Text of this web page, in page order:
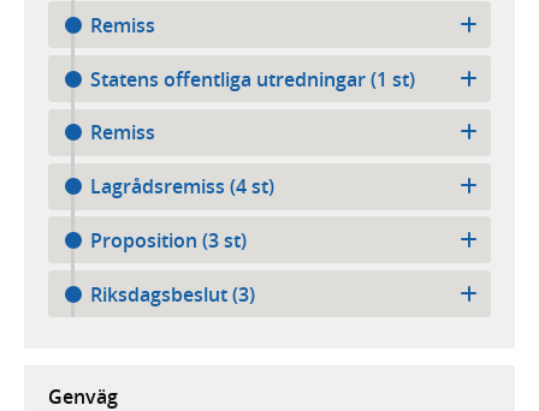
Remiss
Statens offentliga utredningar (1 st)
Remiss
Lagrådsremiss (4 st)
Proposition (3 st)
Riksdagsbeslut (3)
Genväg